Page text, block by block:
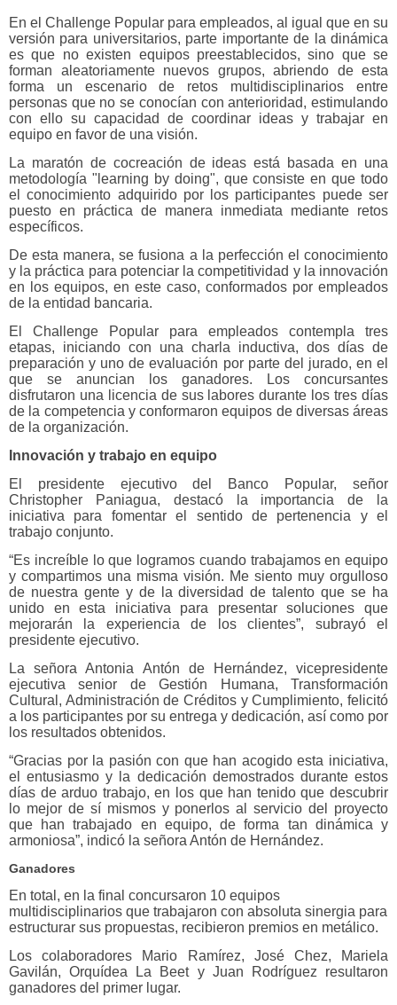
En el Challenge Popular para empleados, al igual que en su
versión para universitarios, parte importante de la dinámica
es que no existen equipos preestablecidos, sino que se
forman aleatoriamente nuevos grupos, abriendo de esta
forma un escenario de retos multidisciplinarios entre
personas que no se conocían con anterioridad, estimulando
con ello su capacidad de coordinar ideas y trabajar en
equipo en favor de una visión.
La maratón de cocreación de ideas está basada en una
metodología "learning by doing", que consiste en que todo
el conocimiento adquirido por los participantes puede ser
puesto en práctica de manera inmediata mediante retos
específicos.
De esta manera, se fusiona a la perfección el conocimiento
y la práctica para potenciar la competitividad y la innovación
en los equipos, en este caso, conformados por empleados
de la entidad bancaria.
El Challenge Popular para empleados contempla tres
etapas, iniciando con una charla inductiva, dos días de
preparación y uno de evaluación por parte del jurado, en el
que se anuncian los ganadores. Los concursantes
disfrutaron una licencia de sus labores durante los tres días
de la competencia y conformaron equipos de diversas áreas
de la organización.
Innovación y trabajo en equipo
El presidente ejecutivo del Banco Popular, señor
Christopher Paniagua, destacó la importancia de la
iniciativa para fomentar el sentido de pertenencia y el
trabajo conjunto.
“Es increíble lo que logramos cuando trabajamos en equipo
y compartimos una misma visión. Me siento muy orgulloso
de nuestra gente y de la diversidad de talento que se ha
unido en esta iniciativa para presentar soluciones que
mejorarán la experiencia de los clientes”, subrayó el
presidente ejecutivo.
La señora Antonia Antón de Hernández, vicepresidente
ejecutiva senior de Gestión Humana, Transformación
Cultural, Administración de Créditos y Cumplimiento, felicitó
a los participantes por su entrega y dedicación, así como por
los resultados obtenidos.
“Gracias por la pasión con que han acogido esta iniciativa,
el entusiasmo y la dedicación demostrados durante estos
días de arduo trabajo, en los que han tenido que descubrir
lo mejor de sí mismos y ponerlos al servicio del proyecto
que han trabajado en equipo, de forma tan dinámica y
armoniosa”, indicó la señora Antón de Hernández.
Ganadores
En total, en la final concursaron 10 equipos
multidisciplinarios que trabajaron con absoluta sinergia para
estructurar sus propuestas, recibieron premios en metálico.
Los colaboradores Mario Ramírez, José Chez, Mariela
Gavilán, Orquídea La Beet y Juan Rodríguez resultaron
ganadores del primer lugar.